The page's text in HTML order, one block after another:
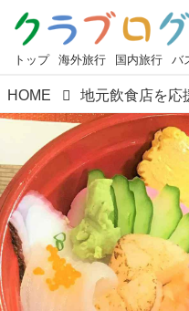
トップ 海外旅行 国内旅行 バ
HOME